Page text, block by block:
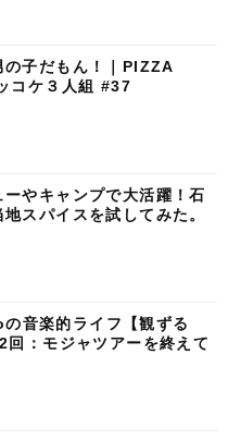
の子だもん！｜PIZZA
コケ３人組 #37
ーやキャンプで大活躍！石
地スパイスを試してみた。
音楽的ライフ【観ずる
回：モジャツアーを終えて